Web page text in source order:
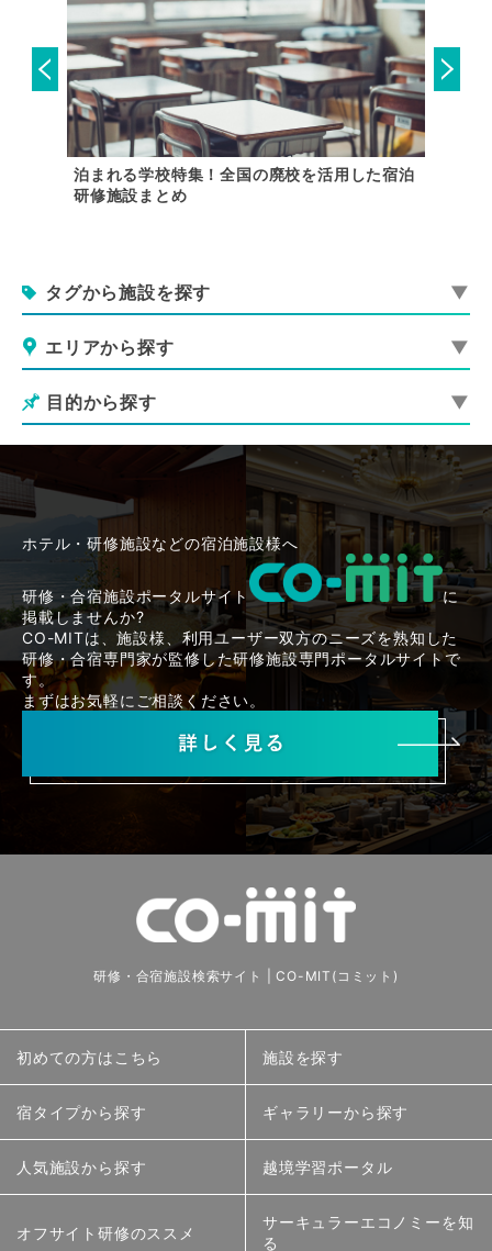
泊まれる学校特集！全国の廃校を活用した宿泊
研修施設まとめ
タグから施設を探す
エリアから探す
目的から探す
ホテル・研修施設などの宿泊施設様へ
研修・合宿施設ポータルサイト
に
掲載しませんか?
CO-MITは、施設様、利用ユーザー双方のニーズを熟知した
研修・合宿専門家が監修した研修施設専門ポータルサイトで
す。
まずはお気軽にご相談ください。
研修・合宿施設検索サイト | CO-MIT(コミット)
初めての方はこちら 施設を探す
宿タイプから探す ギャラリーから探す
人気施設から探す 越境学習ポータル
オフサイト研修のススメ
サーキュラーエコノミーを知
る